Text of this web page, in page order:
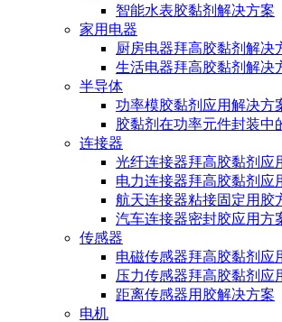
智能水表胶黏剂解决方案
家用电器
厨房电器拜高胶黏剂解决
生活电器拜高胶黏剂解决
半导体
功率模胶黏剂应用解决方
胶黏剂在功率元件封装中
连接器
光纤连接器拜高胶黏剂应
电力连接器拜高胶黏剂应
航天连接器粘接固定用胶
汽车连接器密封胶应用方
传感器
电磁传感器拜高胶黏剂应
压力传感器拜高胶黏剂应
距离传感器用胶解决方案
电机